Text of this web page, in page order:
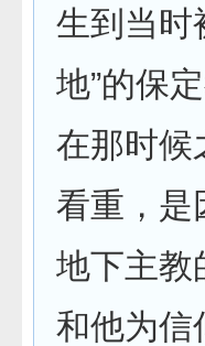
生到当时
地”的保
在那时候
看重，是
地下主教
和他为信